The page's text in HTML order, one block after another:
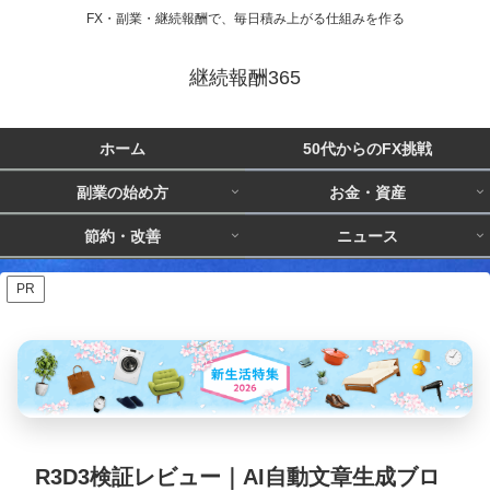
FX・副業・継続報酬で、毎日積み上がる仕組みを作る
継続報酬365
ホーム 50代からのFX挑戦
副業の始め方 お金・資産
節約・改善 ニュース
PR
R3D3検証レビュー｜AI自動文章生成ブロ